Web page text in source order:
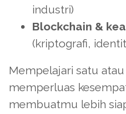
industri)
Blockchain &
(kriptografi,
Mempelajari satu
memperluas
membuatmu lebih